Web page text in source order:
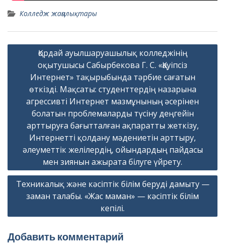
Колледж жаңалықтары
Навигация
записям
Қордай ауылшаруашылық колледжінің
оқытушысы Сабырбекова Г. С. «Қауіпсіз
Интернет» тақырыбында тәрбие сағатын
өткізді. Мақсаты: студенттердің назарына
агрессивті Интернет мазмұнының әсерінен
болатын проблемаларды түсіну деңгейін
арттыруға бағытталған ақпаратты жеткізу,
Интернетті қолдану мәдениетін арттыру,
әлеуметтік желілердің, ойындардың пайдасы
мен зиянын ажырата білуге үйрету.
Техникалық және кәсіптік білім беруді дамыту —
заман талабы. «Жас маман» — кәсіптік білім
кепілі.
Добавить комментарий